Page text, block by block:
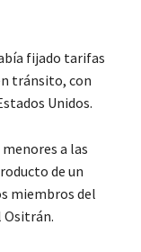
fijado tarifas
tránsito, con
Unidos.
a las
de un
miembros del
Ositrán.